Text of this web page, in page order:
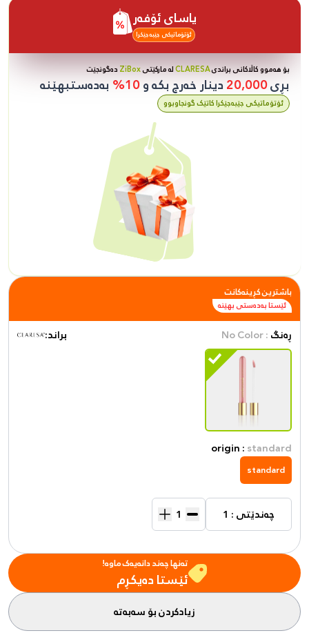
یاسای ئۆفەر
ئۆتۆماتیکی جێبەجێکرا
بۆ هەموو کاڵاکانی براندیCLARESAلە مارکێتیZiBox دەگونجێت
بڕی20,000دینار خەرج بکە و10% بەدەستبهێنە
ئۆتۆماتیکی جێبەجێکرا کاتێک گونجاوبوو
باشترین کڕینەکانت
ئێستا بەدەستی بهێنە
ڕەنگ: No Color براند:
origin :standard
standard
چەندێتی : 1
تەنها چەند دانەیەک ماوە!
ئێستا دەیکڕم
زیادکردن بۆ سەبەتە